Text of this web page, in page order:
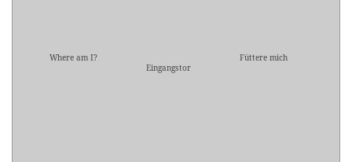
Where am I?
Eingangstor
Füttere mich